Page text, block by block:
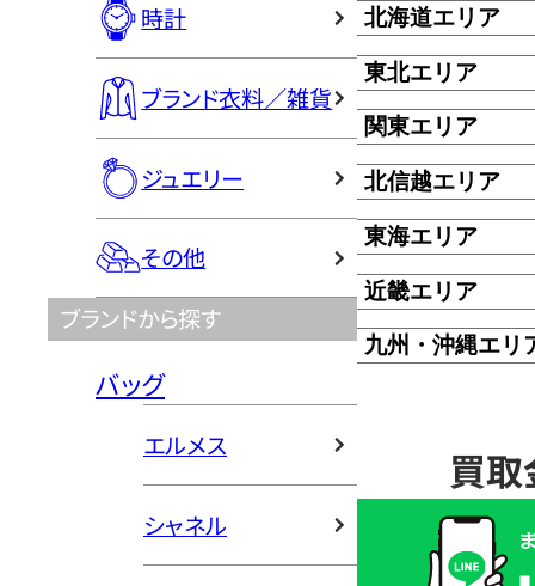
時計
ブランド衣料／雑貨
ジュエリー
その他
ブランドから探す
バッグ
エルメス
シャネル
北海道エリア
東北エリア
関東エリア
北信越エリア
東海エリア
近畿エリア
九州・沖縄エリ
買取